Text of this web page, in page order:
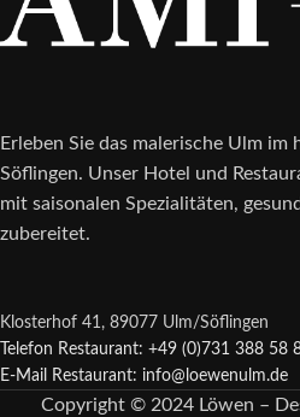
Erleben Sie das malerische Ulm
Söflingen. Unser Hotel und
mit saisonalen Spezialitäten,
zubereitet.
Klosterhof 41, 89077 Ulm/Söflingen
Telefon Restaurant: +49 (0)731 388 58
E-Mail Restaurant: info@loewenulm.de
Copyright © 2024 Löwen –